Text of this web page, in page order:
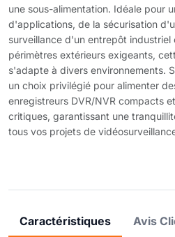
une sous-alimentation. Idéale pour
d'applications, de la sécurisation
surveillance d'un entrepôt
périmètres extérieurs exigeants,
s'adapte à divers environnements.
un choix privilégié pour alimenter
enregistreurs DVR/NVR compacts
critiques, garantissant une
tous vos projets de
Caractéristiques Avis